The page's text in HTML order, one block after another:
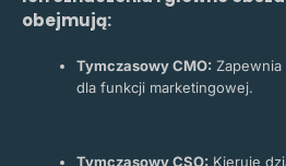
obejmują:
Tymczasowy CMO:
dla funkcji marketingowej.
Tymczasowy CSO: Kieruje